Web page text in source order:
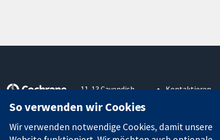
Zuverlässige
Informierte
11-13 Cavendish
Square
London
W1G0AN
Vereinigtes
Kontaktieren
Pressestelle
Über uns
So verwenden wir Cookies
Wir verwenden notwendige Cookies, damit unsere